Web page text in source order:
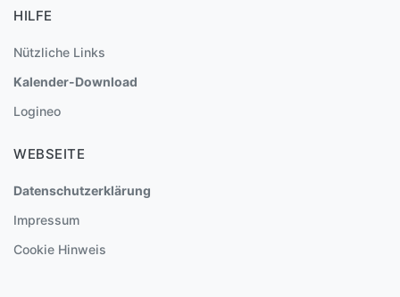
HILFE
Nützliche Links
Kalender-Download
Logineo
WEBSEITE
Datenschutzerklärung
Impressum
Cookie Hinweis